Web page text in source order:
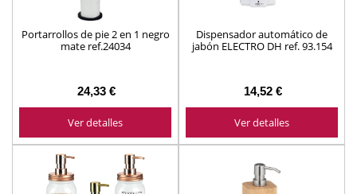
Portarrollos de pie 2 en 1 negro
mate ref.24034
24,33 €
Ver detalles
Dispensador automático de
jabón ELECTRO DH ref. 93.154
14,52 €
Ver detalles